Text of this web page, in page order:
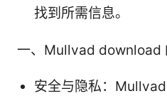
找到所需信息。
一、Mullvad download
安全与隐私：